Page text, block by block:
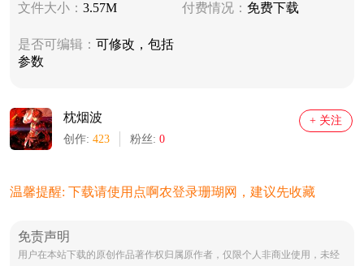
文件大小： 3.57M 付费情况： 免费下载
是否可编辑： 可修改，包括
参数
枕烟波
创作: 423 粉丝: 0
+ 关注
温馨提醒: 下载请使用点啊农登录珊瑚网，建议先收藏
免责声明
用户在本站下载的原创作品著作权归属原作者，仅限个人非商业使用，未经